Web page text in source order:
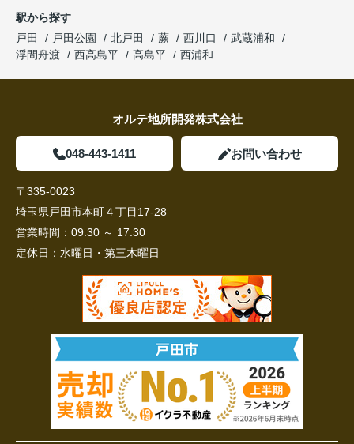
駅から探す
戸田
戸田公園 北戸田 蕨 西川口
武蔵浦和
浮間舟渡
西高島平 高島平 西浦和
オルテ地所開発株式会社
048-443-1411 お問い合わせ
〒335-0023
埼玉県戸田市本町４丁目17-28
営業時間： 09:30 ～ 17:30
定休日： 水曜日・第三木曜日